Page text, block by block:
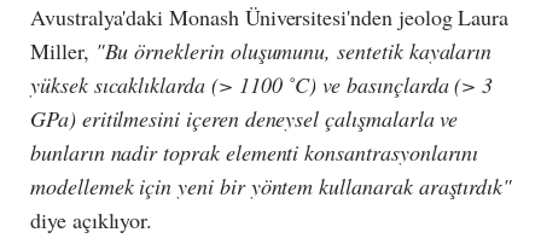
Avustralya'daki Monash Üniversitesi'nden jeolog Laura
Miller, "Bu örneklerin oluşumunu, sentetik kayaların
yüksek sıcaklıklarda (> 1100 ˚C) ve basınçlarda (> 3
GPa) eritilmesini içeren deneysel çalışmalarla ve
bunların nadir toprak elementi konsantrasyonlarını
modellemek için yeni bir yöntem kullanarak araştırdık"
diye açıklıyor.